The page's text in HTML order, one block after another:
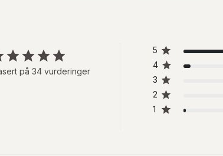
på 34 vurderinger
5
4
3
2
1